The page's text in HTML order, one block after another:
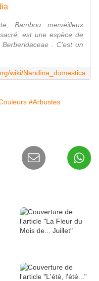
Bambou merveilleux
est une espèce de
. C'est un
wiki/Nandina_domestica
#Arbustes